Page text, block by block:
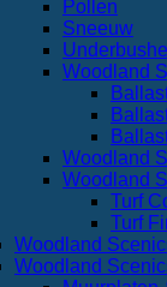
Pollen
Sneeuw
Woodland
Woodland
Woodland
Turf
Turf
Woodland
Woodland